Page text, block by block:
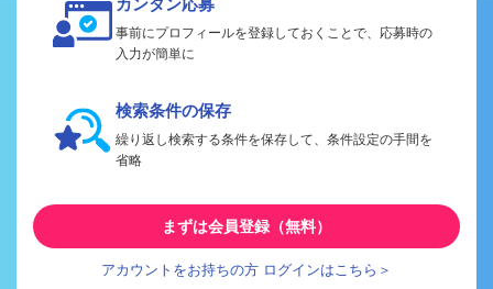
事前にプロフィールを登録しておくことで、応募時の
入力が簡単に
検索条件の保存
繰り返し検索する条件を保存して、条件設定の手間を
省略
まずは会員登録（無料）
アカウントをお持ちの方 ログインはこちら＞